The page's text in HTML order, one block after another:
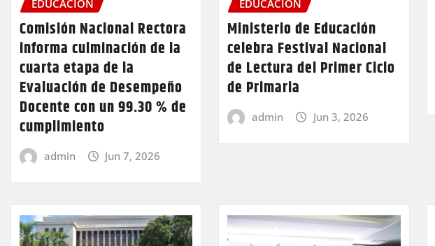
EDUCACIÓN
Comisión Nacional Rectora
informa culminación de la
cuarta etapa de la
Evaluación de Desempeño
Docente con un 99.30 % de
cumplimiento
admin Jun 7, 2026
EDUCACIÓN
Ministerio de Educación
celebra Festival Nacional
de Lectura del Primer Ciclo
de Primaria
admin Jun 3, 2026